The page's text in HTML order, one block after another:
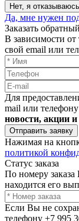
Нет, я
Да, мне нужен
Заказать
В зависимости от
свой email или
Для
mail или
новости, акции
Отправить заявку
Нажимая на
политикой
Статус заказа
По номеру заказа
находится его
Если Вы не
телефону +7 995